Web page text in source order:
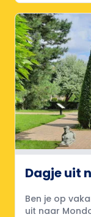
Dagje uit
Ben je op
uit naar